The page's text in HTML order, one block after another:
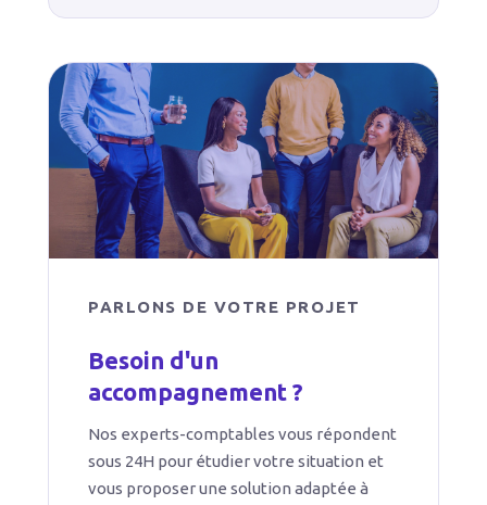
PARLONS DE VOTRE PROJET
Besoin d'un
accompagnement ?
Nos experts-comptables vous répondent
sous 24H pour étudier votre situation et
vous proposer une solution adaptée à